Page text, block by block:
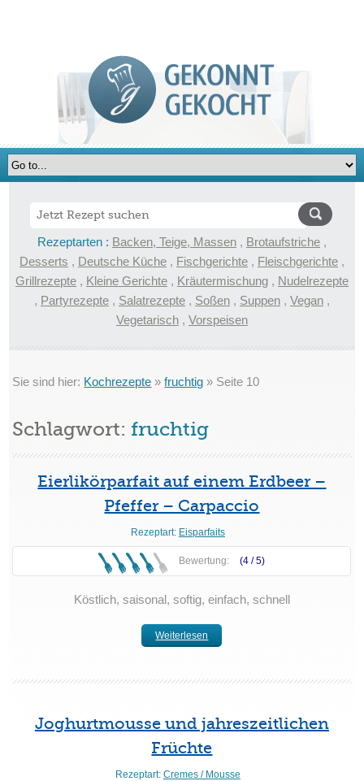
Rezeptarten : Backen, Teige, Massen , Brotaufstriche ,
Desserts , Deutsche Küche , Fischgerichte , Fleischgerichte ,
Grillrezepte , Kleine Gerichte , Kräutermischung , Nudelrezepte
, Partyrezepte , Salatrezepte , Soßen , Suppen , Vegan ,
Vegetarisch , Vorspeisen
Sie sind hier: Kochrezepte »fruchtig » Seite 10
Schlagwort: fruchtig
Eierlikörparfait auf einem Erdbeer –
Pfeffer – Carpaccio
Rezeptart: Eisparfaits
Bewertung: (4 /5)
Köstlich, saisonal, softig, einfach, schnell
Weiterlesen
Joghurtmousse und jahreszeitlichen
Früchte
Rezeptart: Cremes / Mousse